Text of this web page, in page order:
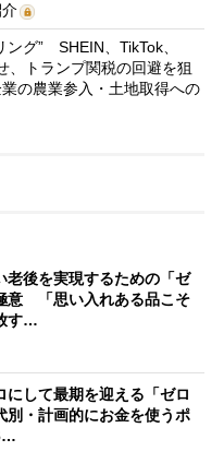
ング” SHEIN、TikTok、
トランプ関税の回避を狙
の農業参入・土地取得への
老後を実現するための「ゼ
意 「思い入れある品こそ
す…
にして最期を迎える「ゼロ
別・計画的にお金を使うポ